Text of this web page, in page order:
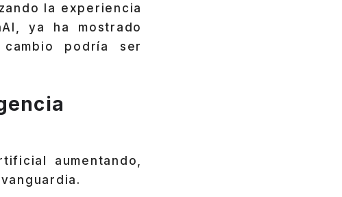
la experiencia
ya ha mostrado
podría ser
aumentando,